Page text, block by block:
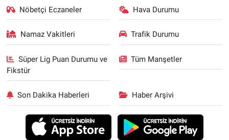
Nöbetçi Eczaneler Hava Durumu
Namaz Vakitleri Trafik Durumu
Süper Lig Puan Durumu ve
Fikstür
Tüm Manşetler
Son Dakika Haberleri Haber Arşivi